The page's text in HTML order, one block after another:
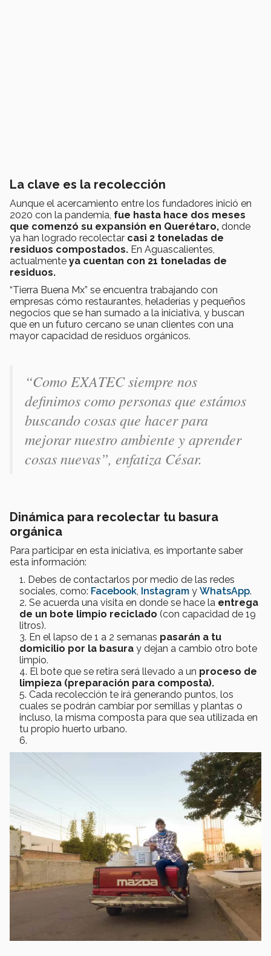
La clave es la recolección
Aunque el acercamiento entre los fundadores inició en
2020 con la pandemia, fue hasta hace dos meses
que comenzó su expansión en Querétaro, donde
ya han logrado recolectar casi 2 toneladas de
residuos compostados. En Aguascalientes,
actualmente ya cuentan con 21 toneladas de
residuos.
“Tierra Buena Mx” se encuentra trabajando con
empresas cómo restaurantes, heladerías y pequeños
negocios que se han sumado a la iniciativa, y buscan
que en un futuro cercano se unan clientes con una
mayor capacidad de residuos orgánicos.
“Como EXATEC siempre nos
definimos como personas que estámos
buscando cosas que hacer para
mejorar nuestro ambiente y aprender
cosas nuevas”, enfatiza César.
Dinámica para recolectar tu basura
orgánica
Para participar en esta iniciativa, es importante saber
esta información:
Debes de contactarlos por medio de las redes
sociales, como: Facebook, Instagram y WhatsApp.
Se acuerda una visita en donde se hace la entrega
de un bote limpio reciclado (con capacidad de 19
litros).
En el lapso de 1 a 2 semanas pasarán a tu
domicilio por la basura y dejan a cambio otro bote
limpio.
El bote que se retira será llevado a un proceso de
limpieza (preparación para composta).
Cada recolección te irá generando puntos, los
cuales se podrán cambiar por semillas y plantas o
incluso, la misma composta para que sea utilizada en
tu propio huerto urbano.